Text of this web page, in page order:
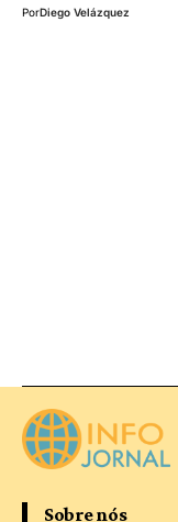
PorDiego Velázquez
Sobre nós